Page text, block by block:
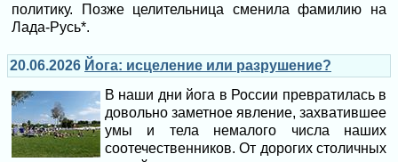
политику. Позже целительница сменила фамилию на
Лада-Русь*.
20.06.2026 Йога: исцеление или разрушение?
В наши дни йога в России превратилась в
довольно заметное явление, захватившее
умы и тела немалого числа наших
соотечественников. От дорогих столичных